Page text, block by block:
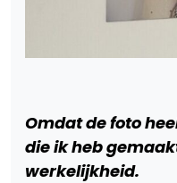
Omdat de foto
die ik heb
werkelijkheid.